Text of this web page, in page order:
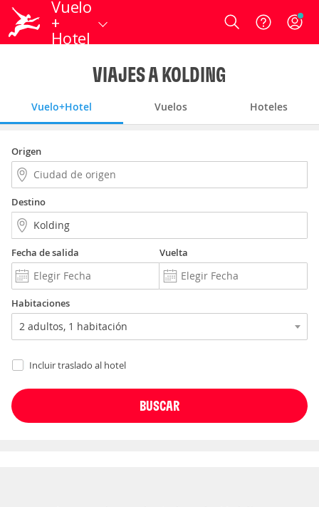
Vuelo
+
Hotel
Login
VIAJES A KOLDING
Vuelo+Hotel Vuelos Hoteles
Origen
Destino
Fecha de salida Vuelta
Habitaciones
Incluir traslado al hotel